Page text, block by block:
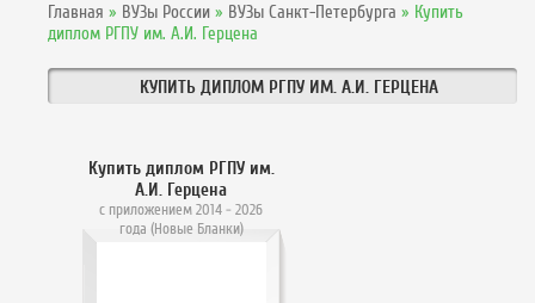
Главная » ВУЗы России » ВУЗы Санкт-Петербурга » Купить
диплом РГПУ им. А.И. Герцена
КУПИТЬ ДИПЛОМ РГПУ ИМ. А.И. ГЕРЦЕНА
Купить диплом РГПУ им.
А.И. Герцена
с приложением 2014 - 2026
года (Новые Бланки)